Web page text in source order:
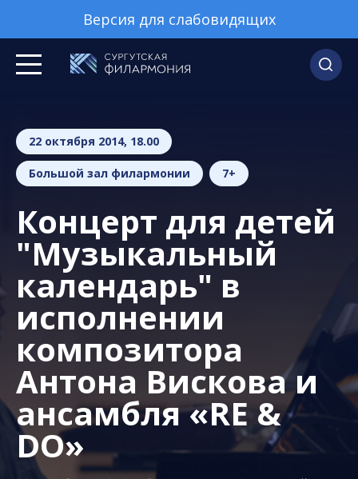
Версия для слабовидящих
22 октября 2014, 18.00
Большой зал филармонии 7+
Концерт для детей
"Музыкальный
календарь" в
исполнении
композитора
Антона Вискова и
ансамбля «RE &
DO»